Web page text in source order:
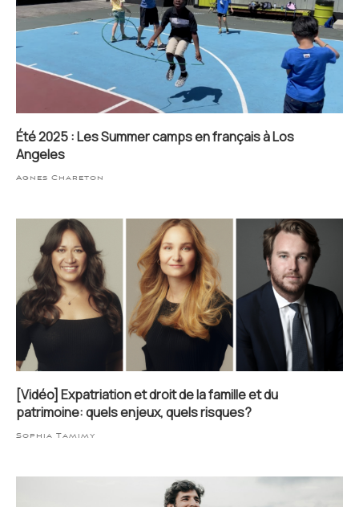
Été 2025 : Les Summer camps en français à Los
Angeles
Agnes Chareton
[Vidéo] Expatriation et droit de la famille et du
patrimoine: quels enjeux, quels risques?
Sophia Tamimy